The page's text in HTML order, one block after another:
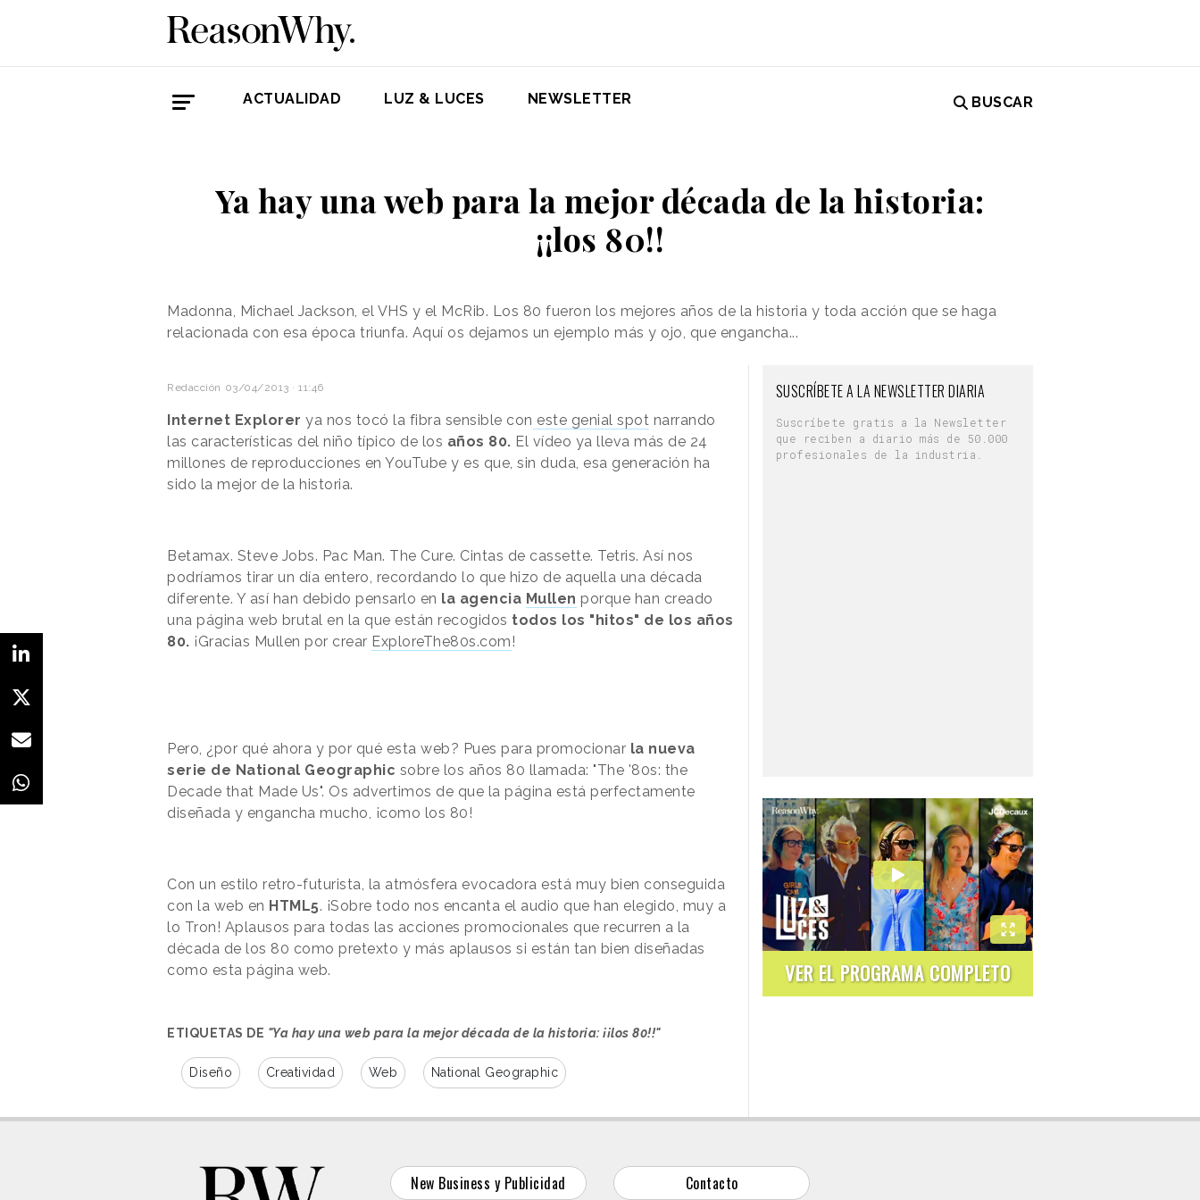
ACTUALIDAD LUZ & LUCES NEWSLETTER BUSCAR
Ya hay una web para la mejor década de la historia:
¡¡los 80!!
Madonna, Michael Jackson, el VHS y el McRib. Los 80 fueron los mejores años de la historia y toda acción que se haga
relacionada con esa época triunfa. Aquí os dejamos un ejemplo más y ojo, que engancha...
Redacción 03/04/2013 · 11:46
Internet Explorer ya nos tocó la fibra sensible con este genial spot narrando
las características del niño típico de los años 80. El vídeo ya lleva más de 24
millones de reproducciones en YouTube y es que, sin duda, esa generación ha
sido la mejor de la historia.
Betamax. Steve Jobs. Pac Man. The Cure. Cintas de cassette. Tetris. Así nos
podríamos tirar un día entero, recordando lo que hizo de aquella una década
diferente. Y así han debido pensarlo en la agencia Mullen porque han creado
una página web brutal en la que están recogidos todos los "hitos" de los años
80. ¡Gracias Mullen por crear ExploreThe80s.com !
Pero, ¿por qué ahora y por qué esta web? Pues para promocionar la nueva
serie de National Geographic sobre los años 80 llamada: "The '80s: the
Decade that Made Us". Os advertimos de que la página está perfectamente
diseñada y engancha mucho, ¡como los 80!
Con un estilo retro-futurista, la atmósfera evocadora está muy bien conseguida
con la web en HTML5. ¡Sobre todo nos encanta el audio que han elegido, muy a
lo Tron! Aplausos para todas las acciones promocionales que recurren a la
década de los 80 como pretexto y más aplausos si están tan bien diseñadas
como esta página web.
ETIQUETAS DE "Ya hay una web para la mejor década de la historia: ¡¡los 80!!"
Diseño Creatividad Web National Geographic
SUSCRÍBETE A LA NEWSLETTER DIARIA
Suscríbete gratis a la Newsletter
que reciben a diario más de 50.000
profesionales de la industria.
VER EL PROGRAMA COMPLETO
New Business y Publicidad Contacto